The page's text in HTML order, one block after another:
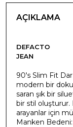
AÇIKLAMA
DEFACTO
JEAN
90's Slim Fit
modern bir
saran şık bir
bir stil
arayanlar için
Manken